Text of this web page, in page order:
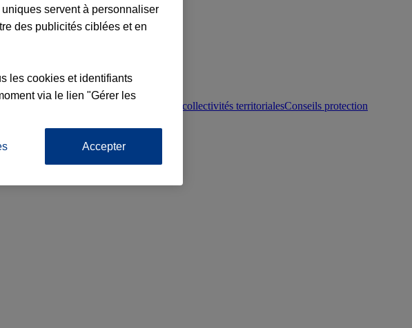
Protection juridique collectivités territorialesConseils protection
servent à personnaliser
des publicités ciblées et en
les cookies et identifiants
via le lien "Gérer les
Accepter